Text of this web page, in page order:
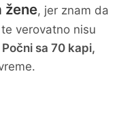
žene, jer znam da
verovatno nisu
Počni sa 70 kapi,